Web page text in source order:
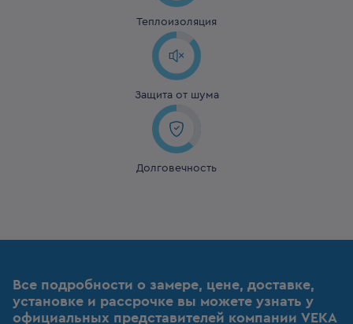
Теплоизоляция
Защита от шума
Долговечность
Все подробности о замере, цене, доставке,
установке и рассрочке вы можете узнать у
официальных представителей компании VEKA